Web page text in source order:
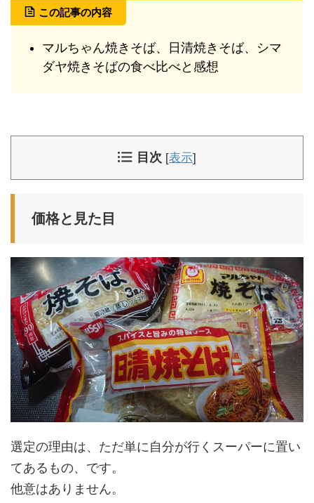
この記事の内容
マルちゃん焼きそば、日清焼きそば、シマ
ダヤ焼きそばの食べ比べと感想
目次 [表示]
価格と見た目
選定の理由は、ただ単に自分が行くスーパーに置い
てあるもの、です。
他意はありません。